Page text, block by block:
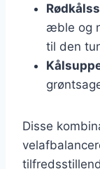
æble og
til den
Disse